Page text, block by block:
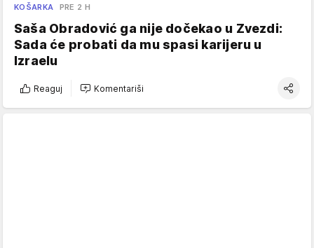
KOŠARKA PRE 2 H
Saša Obradović ga nije dočekao u Zvezdi:
Sada će probati da mu spasi karijeru u
Izraelu
Reaguj Komentariši